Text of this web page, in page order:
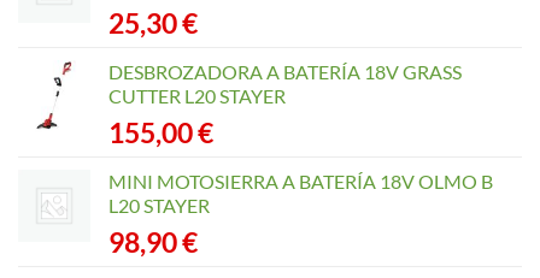
25,30€
DESBROZADORA A BATERÍA 18V GRASS
CUTTER L20 STAYER
155,00€
MINI MOTOSIERRA A BATERÍA 18V OLMO B
L20 STAYER
98,90€